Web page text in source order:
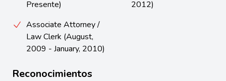
Presente)
2012)
Associate Attorney /
Law Clerk (August,
2009 - January, 2010)
Reconocimientos